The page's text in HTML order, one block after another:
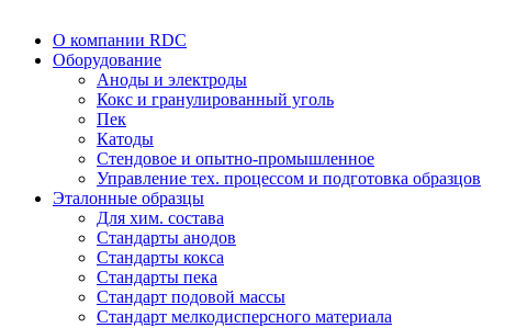
О компании RDC
Оборудование
Аноды и электроды
Кокс и гранулированный уголь
Пек
Катоды
Стендовое и опытно-промышленное
Управление тех. процессом и подготовка образцов
Эталонные образцы
Для хим. состава
Стандарты анодов
Стандарты кокса
Стандарты пека
Стандарт подовой массы
Стандарт мелкодисперсного материала